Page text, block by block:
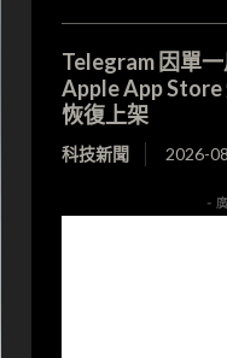
Telegram 因單
Apple App
恢復上架
科技新聞 2026-
-